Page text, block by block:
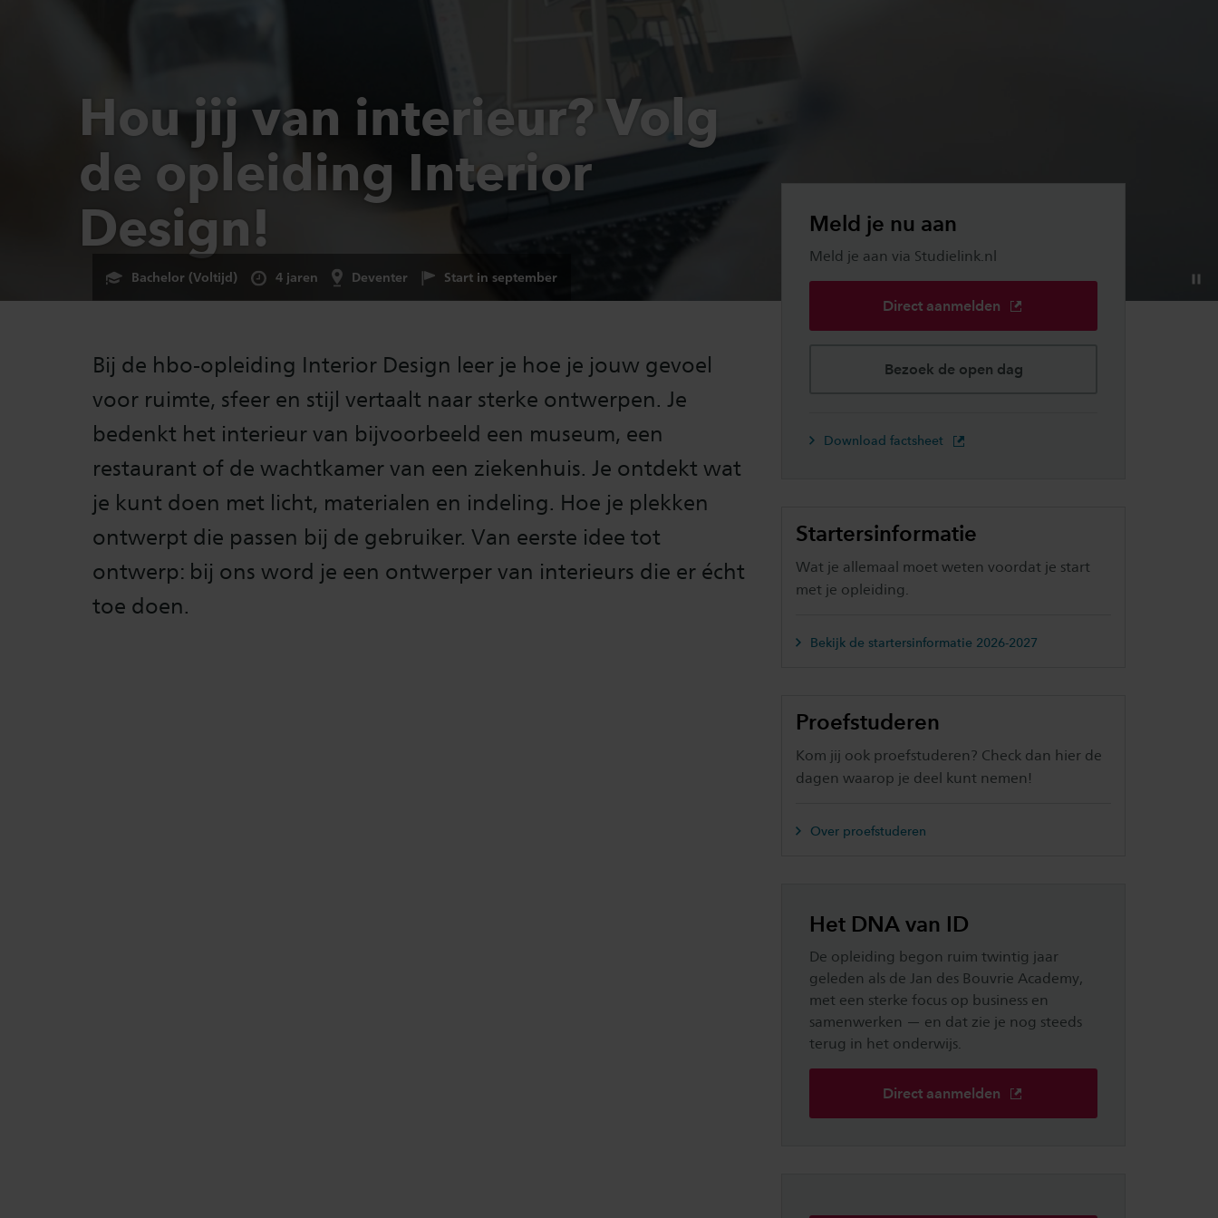
Hou jij van interieur? Volg
de opleiding Interior
Design!
Bachelor (Voltijd) 4 jaren Deventer Start in september
Bij de hbo-opleiding Interior Design leer je hoe je jouw gevoel
voor ruimte, sfeer en stijl vertaalt naar sterke ontwerpen. Je
bedenkt het interieur van bijvoorbeeld een museum, een
restaurant of de wachtkamer van een ziekenhuis. Je ontdekt wat
je kunt doen met licht, materialen en indeling. Hoe je plekken
ontwerpt die passen bij de gebruiker. Van eerste idee tot
ontwerp: bij ons word je een ontwerper van interieurs die er écht
toe doen.
Meld je nu aan
Meld je aan via Studielink.nl
Direct aanmelden
Bezoek de open dag
Download factsheet
Startersinformatie
Wat je allemaal moet weten voordat je start
met je opleiding.
Bekijk de startersinformatie 2026-2027
Proefstuderen
Kom jij ook proefstuderen? Check dan hier de
dagen waarop je deel kunt nemen!
Over proefstuderen
Het DNA van ID
De opleiding begon ruim twintig jaar
geleden als de Jan des Bouvrie Academy,
met een sterke focus op business en
samenwerken — en dat zie je nog steeds
terug in het onderwijs.
Direct aanmelden